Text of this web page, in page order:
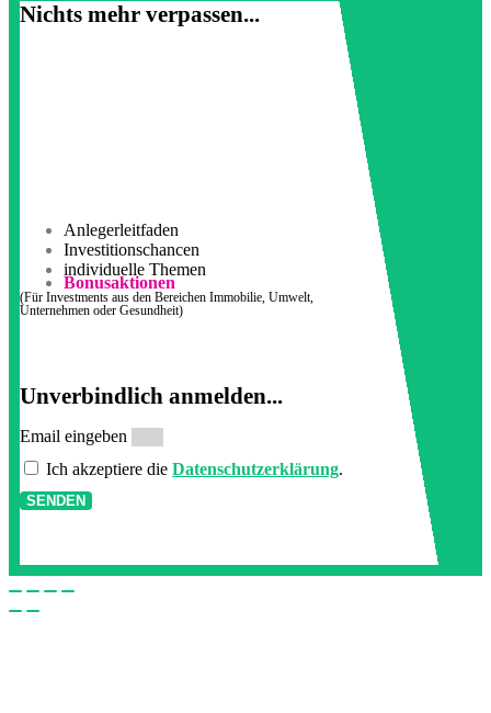
Nichts mehr verpassen...
Anlegerleitfaden
Investitionschancen
individuelle Themen
Bonusaktionen
(Für Investments aus den Bereichen Immobilie, Umwelt,
Unternehmen oder Gesundheit)
Unverbindlich anmelden...
Email eingeben
Ich akzeptiere die Datenschutzerklärung.
SENDEN